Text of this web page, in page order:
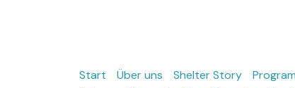
Start Über uns Shelter Story